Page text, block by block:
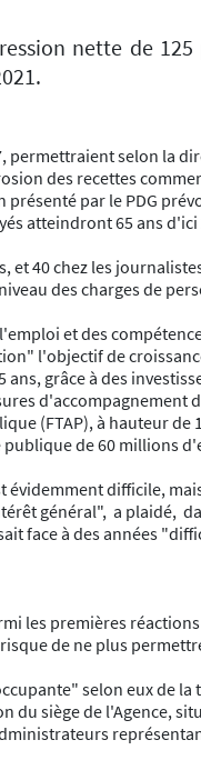
nette de
permettraient selon la
des recettes
par le PDG
atteindront 65 ans
40 chez les
des charges de
et des
l'objectif de
grâce à des
d'accompagnement
(FTAP), à hauteur de
de 60 millions
difficile,
général", a plaidé,
face à des années
les premières
de ne plus
selon eux de
du siège de l'Agence,